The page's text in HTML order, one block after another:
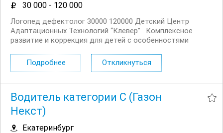
30 000 - 120 000
Логопед дефектолог 30000 120000 Детский Центр
Адаптационных Технологий “Клевер” . Комплексное
развитие и коррекция для детей с особенностями
трудоустройство Предоставляем для работы
литературу, методические
Подробнее Откликнуться
Водитель категории С (Газон
Некст)
Екатеринбург